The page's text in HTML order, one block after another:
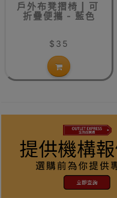
戶外布凳摺椅 | 可
折疊便攜 - 藍色
$35